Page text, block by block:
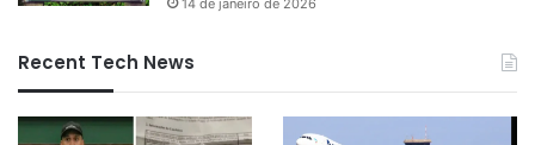
14 de janeiro de 2026
Recent Tech News